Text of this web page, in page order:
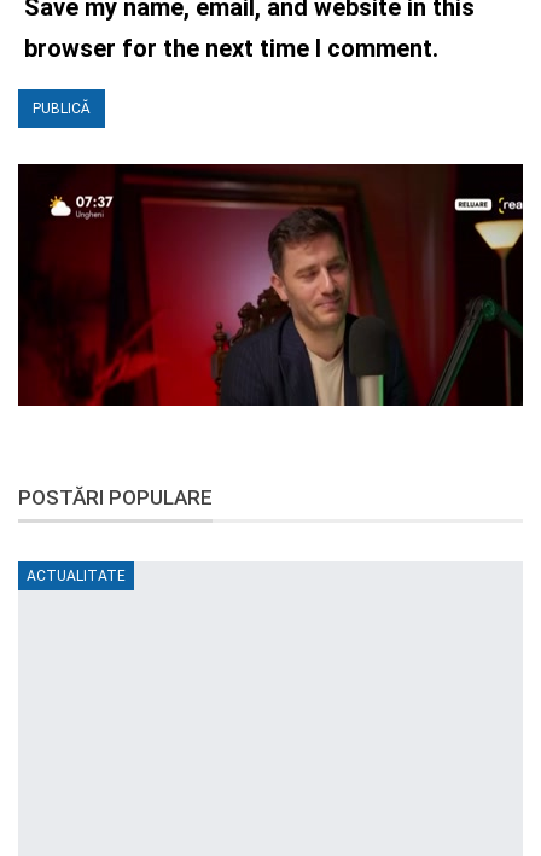
Save my name, email, and website in this
browser for the next time I comment.
POSTĂRI POPULARE
ACTUALITATE